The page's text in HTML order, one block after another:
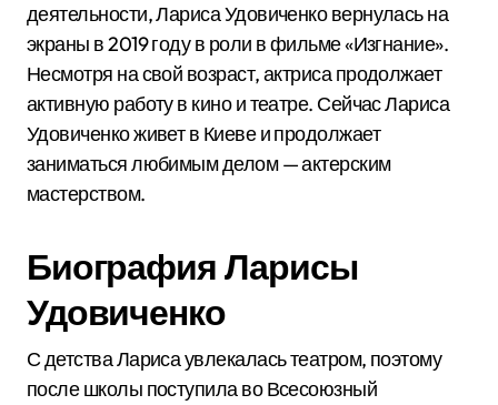
деятельности, Лариса Удовиченко вернулась на
экраны в 2019 году в роли в фильме «Изгнание».
Несмотря на свой возраст, актриса продолжает
активную работу в кино и театре. Сейчас Лариса
Удовиченко живет в Киеве и продолжает
заниматься любимым делом — актерским
мастерством.
Биография Ларисы
Удовиченко
С детства Лариса увлекалась театром, поэтому
после школы поступила во Всесоюзный